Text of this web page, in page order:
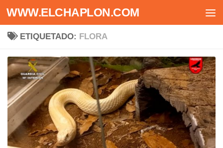
Saltar al contenido
WWW.ELCHAPLON.COM
ETIQUETADO: FLORA